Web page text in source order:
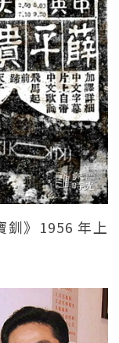
釧》1956 年上